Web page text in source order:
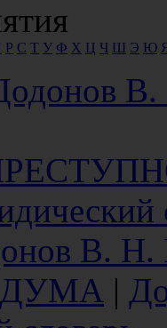
Р С Т У Ф Х Ц Ч Ш Э Ю
В. Н.
|